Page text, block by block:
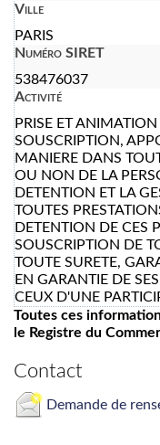
Ville
PARIS
Numéro SIRET
538476037
Activité
PRISE ET
SOUSCRIPTION,
MANIERE DANS
OU NON DE LA
DETENTION ET LA
TOUTES
DETENTION DE CES
SOUSCRIPTION DE
TOUTE SURETE,
EN GARANTIE DE
CEUX D'UNE
Toutes ces
le Registre du
Contact
Demande de